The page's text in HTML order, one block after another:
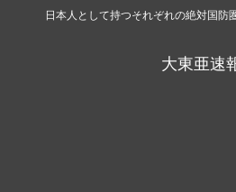
日本人として持つそれぞれの絶対国防
大東亜速